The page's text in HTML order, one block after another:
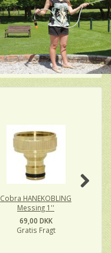
Cobra HANEKOBLING
Messing 1''
69,00 DKK
Gratis Fragt